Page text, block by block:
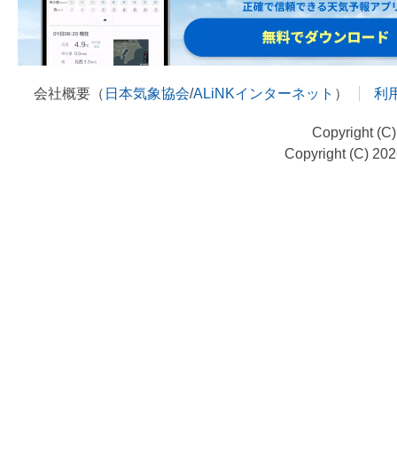
会社概要（ 日本気象協会/ALiNKインターネット ） 利
Copyright
Copyright (C)